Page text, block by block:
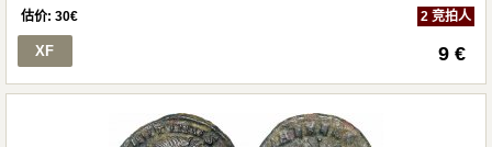
估价: 30€ 2 竞拍人
XF 9 €